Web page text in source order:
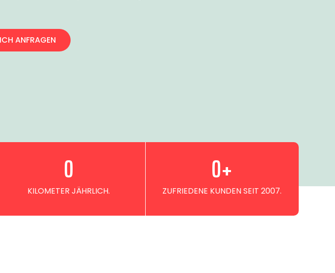
ANFRAGEN
KILOMETER JÄHRLICH.
0
ZUFRIEDENE KUNDEN SEIT 2007.
0+